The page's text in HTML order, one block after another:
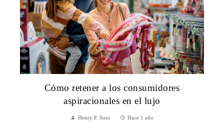
Cómo retener a los consumidores
aspiracionales en el lujo
Henry F. Soto Hace 1 año